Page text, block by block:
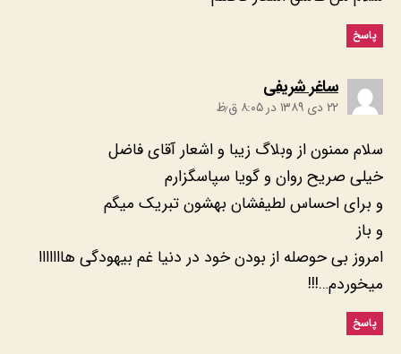
پاسخ
ساغر شریفی
۲۲ دی ۱۳۸۹ در ۸:۰۵ ق٫ظ
سلام ممنون از وبلاگ زیبا و اشعار آقای فاضل
خیلی صریح روان و گویا سپاسگزارم
و برای احساس لطیفشان بهشون تبریک میگم
و باز
امروز بی حوصله از بودن خود در دنیا غم بیهودگی هااااااا
میخوردم…!!!
پاسخ